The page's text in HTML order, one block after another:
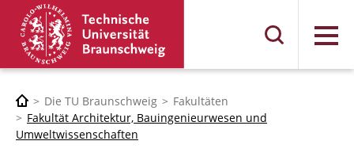
Menü
Die TU Braunschweig
Fakultäten
Fakultät Architektur, Bauingenieurwesen und
Umweltwissenschaften